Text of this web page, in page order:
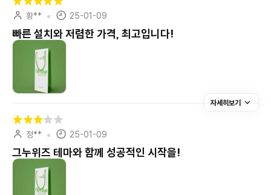
황** 25-01-09
빠른 설치와 저렴한 가격, 최고입니다!
자세히보기
정** 25-01-09
그누위즈 테마와 함께 성공적인 시작을!